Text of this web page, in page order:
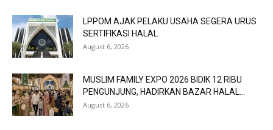
LPPOM AJAK PELAKU USAHA SEGERA URUS
SERTIFIKASI HALAL
August 6, 2026
MUSLIM FAMILY EXPO 2026 BIDIK 12 RIBU
PENGUNJUNG, HADIRKAN BAZAR HALAL...
August 6, 2026